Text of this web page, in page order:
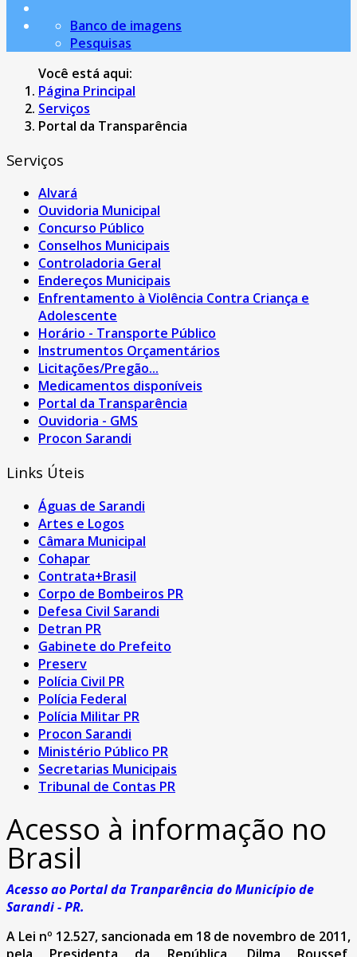
Banco de imagens
Pesquisas
Você está aqui:
Página Principal
Serviços
Portal da Transparência
Serviços
Alvará
Ouvidoria Municipal
Concurso Público
Conselhos Municipais
Controladoria Geral
Endereços Municipais
Enfrentamento à Violência Contra Criança e
Adolescente
Horário - Transporte Público
Instrumentos Orçamentários
Licitações/Pregão...
Medicamentos disponíveis
Portal da Transparência
Ouvidoria - GMS
Procon Sarandi
Links Úteis
Águas de Sarandi
Artes e Logos
Câmara Municipal
Cohapar
Contrata+Brasil
Corpo de Bombeiros PR
Defesa Civil Sarandi
Detran PR
Gabinete do Prefeito
Preserv
Polícia Civil PR
Polícia Federal
Polícia Militar PR
Procon Sarandi
Ministério Público PR
Secretarias Municipais
Tribunal de Contas PR
Acesso à informação no
Brasil
Acesso ao Portal da Tranparência do Município de
Sarandi - PR.
A Lei nº 12.527, sancionada em 18 de novembro de 2011,